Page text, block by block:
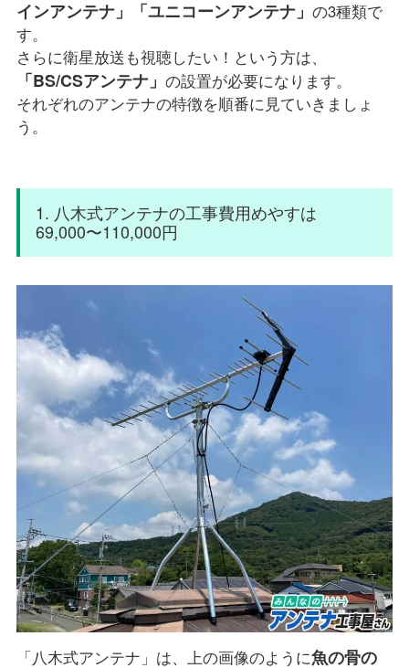
インアンテナ」「ユニコーンアンテナ」 の3種類で
す。
さらに衛星放送も視聴したい！という方は、
「BS/CSアンテナ」 の設置が必要になります。
それぞれのアンテナの特徴を順番に見ていきましょ
う。
1. 八木式アンテナの工事費用めやすは
69,000〜110,000円
「八木式アンテナ」は、上の画像のように魚の骨の